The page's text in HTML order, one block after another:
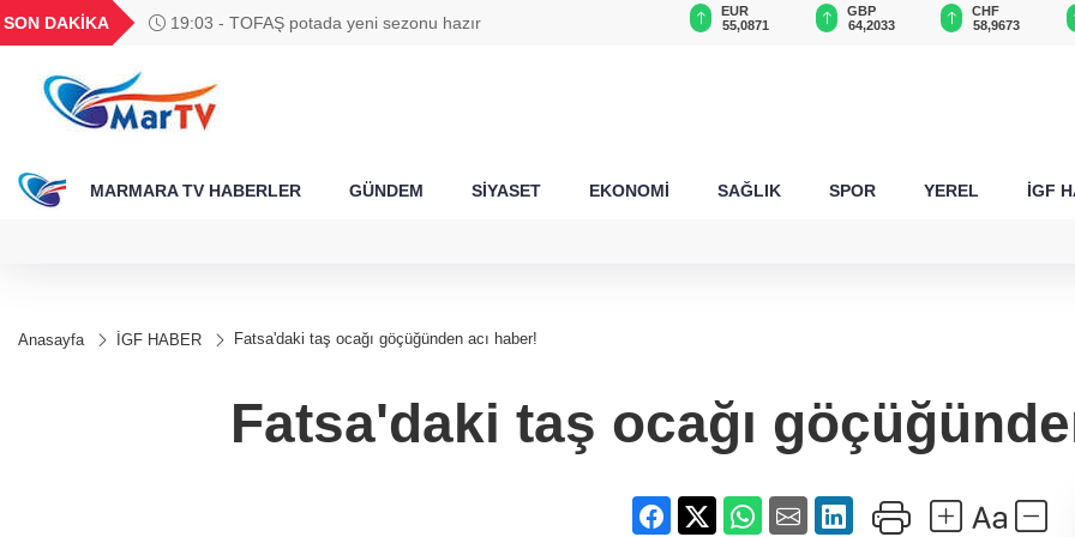
SON DAKİKA 19:03 - TOFAŞ potada yeni sezonu hazır
BGN
28,0626
0,0018
6.528,35
13.703,13
EUR
55,0871
GBP
64,2033
CHF
58,9673
MARMARA TV HABERLER GÜNDEM SİYASET EKONOMİ SAĞLIK SPOR YEREL İGF
Anasayfa İGF HABER Fatsa'daki taş ocağı göçüğünden acı haber!
Fatsa'daki taş ocağı